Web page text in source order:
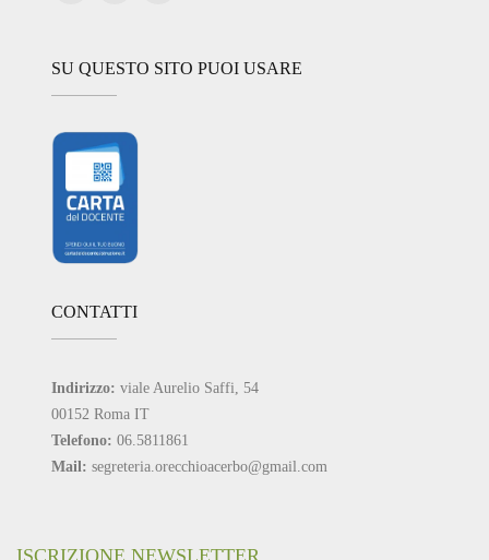
SU QUESTO SITO PUOI USARE
CONTATTI
Indirizzo: viale Aurelio Saffi, 54
00152 Roma IT
Telefono: 06.5811861
Mail: segreteria.orecchioacerbo@gmail.com